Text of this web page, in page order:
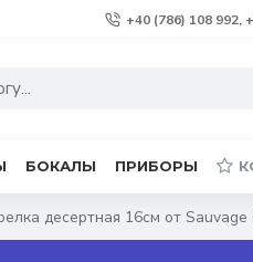
+40 (786) 108 992,
БОКАЛЫ ПРИБОРЫ
десертная 16см от